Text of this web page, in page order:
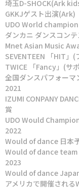
埼玉D-SHOCK(Ark
GKKJゲスト出演(Ark)
UDO World
ダンカニ ダンスコン
Mnet Asian Music
SEVENTEEN 「HIT」
TWICE 「Fancy」(サ
全国ダンスパフォー
2021
IZUMI CONPANY
賞
UDO Would
2022
Would of dance 日本
Would of dance
2023
Would of dance
アメリカで開催され